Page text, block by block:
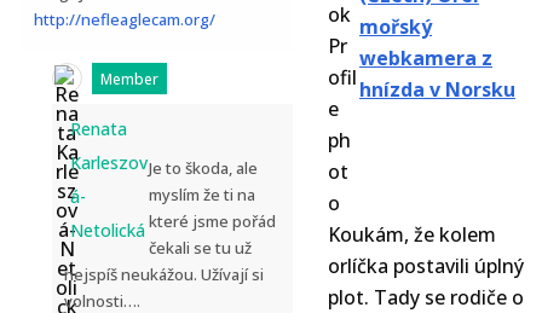
mořský
webkamera z
hnízda v Norsku
Koukám, že kolem
orlíčka postavili úplný
plot. Tady se rodiče o
http://nefleaglecam.org/
Member
Renata
Karleszov
á-
Netolická
Je to škoda, ale
myslím že ti na
které jsme pořád
čekali se tu už
nejspíš neukážou. Užívají si
volnosti….